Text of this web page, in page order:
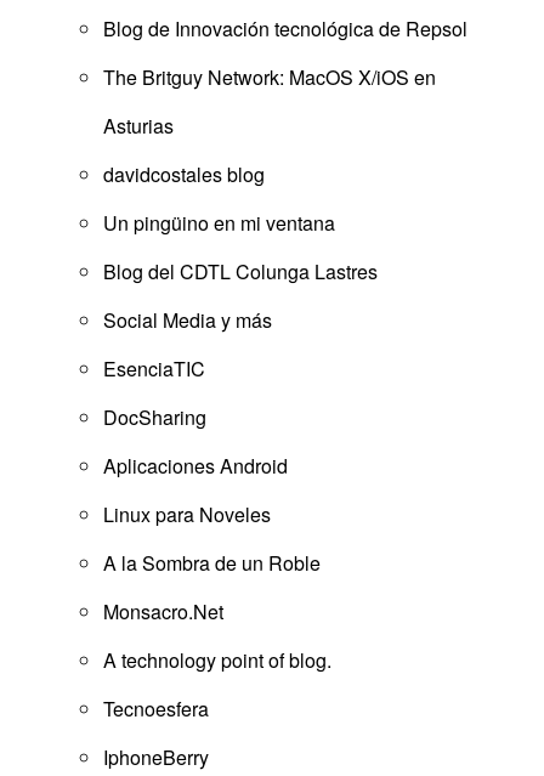
Blog de Innovación tecnológica de Repsol
The Britguy Network: MacOS X/iOS en
Asturias
davidcostales blog
Un pingüino en mi ventana
Blog del CDTL Colunga Lastres
Social Media y más
EsenciaTIC
DocSharing
Aplicaciones Android
Linux para Noveles
A la Sombra de un Roble
Monsacro.Net
A technology point of blog.
Tecnoesfera
IphoneBerry